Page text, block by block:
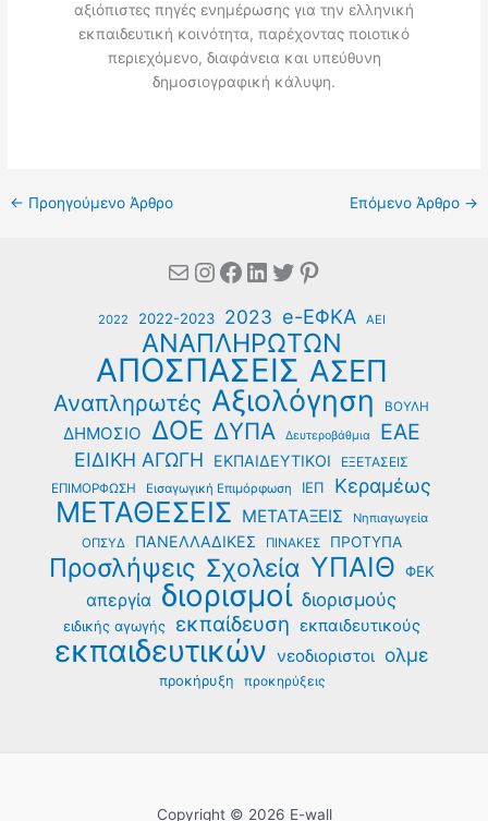
αξιόπιστες πηγές ενημέρωσης για την ελληνική
εκπαιδευτική κοινότητα, παρέχοντας ποιοτικό
περιεχόμενο, διαφάνεια και υπεύθυνη
δημοσιογραφική κάλυψη.
← Προηγούμενο Άρθρο Επόμενο Άρθρο →
MailInstagram
Facebook
Linkedin
Twitter
Pinterest
2022 2022-2023 2023 e-ΕΦΚΑ ΑΕΙ
ΑΝΑΠΛΗΡΩΤΩΝ
ΑΠΟΣΠΑΣΕΙΣ ΑΣΕΠ
Αναπληρωτές Αξιολόγηση ΒΟΥΛΗ
ΔΗΜΟΣΙΟ ΔΟΕ ΔΥΠΑ Δευτεροβάθμια ΕΑΕ
ΕΙΔΙΚΗ ΑΓΩΓΗ ΕΚΠΑΙΔΕΥΤΙΚΟΙ ΕΞΕΤΑΣΕΙΣ
ΕΠΙΜΟΡΦΩΣΗ Εισαγωγική Επιμόρφωση ΙΕΠ Κεραμέως
ΜΕΤΑΘΕΣΕΙΣ ΜΕΤΑΤΑΞΕΙΣ
Νηπιαγωγεία
ΟΠΣΥΔ
ΠΑΝΕΛΛΑΔΙΚΕΣ ΠΙΝΑΚΕΣ ΠΡΟΤΥΠΑ
Προσλήψεις Σχολεία ΥΠΑΙΘ ΦΕΚ
απεργία διορισμοί διορισμούς
ειδικής αγωγής εκπαίδευση εκπαιδευτικούς
εκπαιδευτικών νεοδιοριστοι ολμε
προκήρυξη προκηρύξεις
Copyright © 2026 E-wall